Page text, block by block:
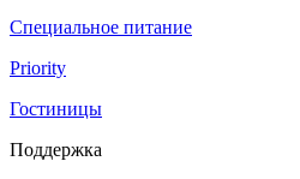
Специальное питание
Priority
Гостиницы
Поддержка